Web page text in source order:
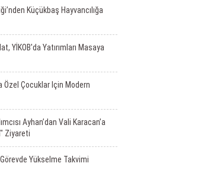
Küçükbaş Hayvancılığa
YİKOB'da Yatırımları Masaya
Özel Çocuklar Için Modern
Ayhan’dan Vali Karacan’a
Ziyareti
Yükselme Takvimi